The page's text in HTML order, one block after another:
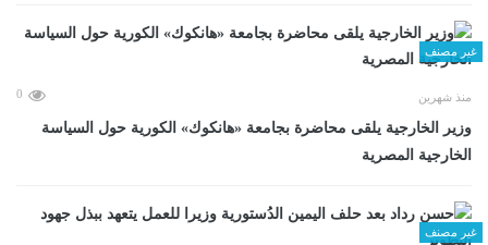
غير مصنف
منذ شهرين 0
وزير الخارجية يلقى محاضرة بجامعة «هانكوك» الكورية حول السياسة
الخارجية المصرية
غير مصنف